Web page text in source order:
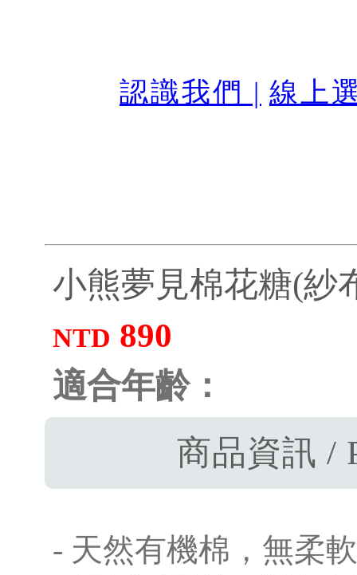
認識我們 | 線上
小熊夢見棉花糖(紗
NTD 890
適合年齡：
商品資訊 /
- 天然有機棉，無柔